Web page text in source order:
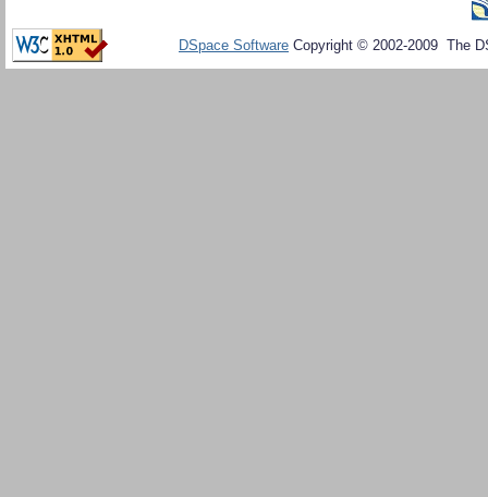
DSpace Software Copyright © 2002-2009 The